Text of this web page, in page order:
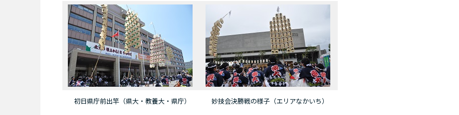
初日県庁前出竿（県大・教養大・県庁） 妙技会決勝戦の様子（エリアなかいち）